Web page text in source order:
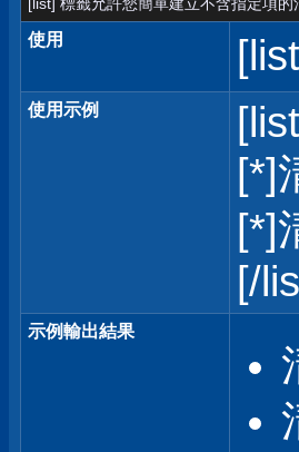
使用
使用示例
[*]
[*]
[/
示例輸出結果